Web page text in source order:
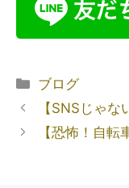
ブログ
【SNSじゃな
【恐怖！自転